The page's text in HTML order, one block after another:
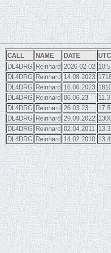
CALL NAME DATE
UTC
DL4DRG Reinhard 2026-02-02
DL4DRG Reinhard 14.08.2023
DL4DRG Reinhard 16.06.2023
DL4DRG Reinhard 06.06.23
DL4DRG Reinhard 26.03.23
DL4DRG Reinhard 29.09.2022
DL4DRG Reinhard 02.04.2011
DL4DRG Reinhard 14.02.2010